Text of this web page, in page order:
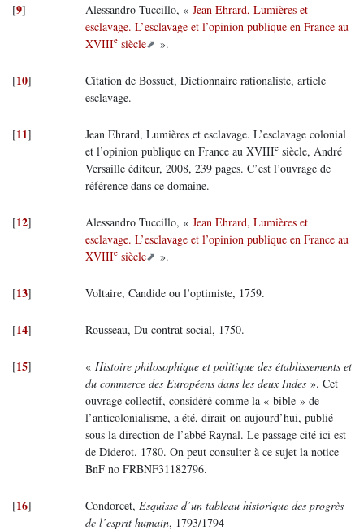
[9] Alessandro Tuccillo, « Jean Ehrard, Lumières et
esclavage. L’esclavage et l’opinion publique en France au
XVIIIe siècle ».
[10]
Citation de Bossuet, Dictionnaire rationaliste, article
esclavage.
[11]
Jean Ehrard, Lumières et esclavage. L’esclavage colonial
et l’opinion publique en France au XVIIIe siècle, André
Versaille éditeur, 2008, 239 pages. C’est l’ouvrage de
référence dans ce domaine.
[12] Alessandro Tuccillo, « Jean Ehrard, Lumières et
esclavage. L’esclavage et l’opinion publique en France au
XVIIIe siècle ».
[13] Voltaire, Candide ou l’optimiste, 1759.
[14] Rousseau, Du contrat social, 1750.
[15] « Histoire philosophique et politique des établissements et
du commerce des Européens dans les deux Indes ». Cet
ouvrage collectif, considéré comme la « bible » de
l’anticolonialisme, a été, dirait-on aujourd’hui, publié
sous la direction de l’abbé Raynal. Le passage cité ici est
de Diderot. 1780. On peut consulter à ce sujet la notice
BnF no FRBNF31182796.
[16] Condorcet, Esquisse d’un tableau historique des progrès
de l’esprit humain, 1793/1794